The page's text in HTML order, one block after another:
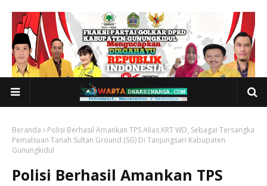
Beranda
Polisi Berhasil Amankan TPS Alias KRT WD, Sebagai Tersangka
Pemalsuan Tanah Sultan Ground (SG) Di Tanjungsari Kabupaten
Gunungkidul
Polisi Berhasil Amankan TPS